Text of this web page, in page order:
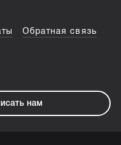
Обратная связь
нам